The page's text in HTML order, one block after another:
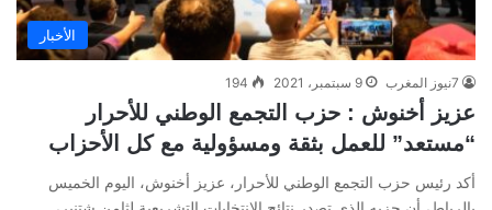
الأخبار
7نيوز المغرب 9 سبتمبر، 2021 194
عزيز أخنوش : حزب التجمع الوطني للأحرار
“مستعد” للعمل بثقة ومسؤولية مع كل الأحزاب
أكد رئيس حزب التجمع الوطني للأحرار، عزيز أخنوش، اليوم الخميس